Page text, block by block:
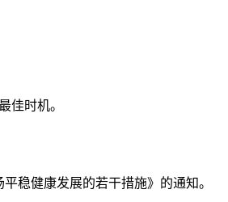
佳时机。
稳健康发展的若干措施》的通知。